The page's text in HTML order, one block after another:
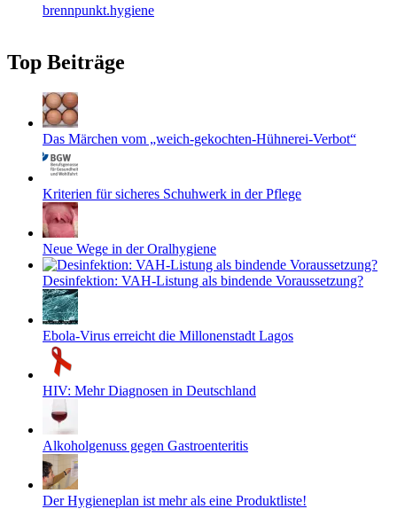
brennpunkt.hygiene
Top Beiträge
Das Märchen vom „weich-gekochten-Hühnerei-Verbot“
Kriterien für sicheres Schuhwerk in der Pflege
Neue Wege in der Oralhygiene
Desinfektion: VAH-Listung als bindende Voraussetzung?
Ebola-Virus erreicht die Millonenstadt Lagos
HIV: Mehr Diagnosen in Deutschland
Alkoholgenuss gegen Gastroenteritis
Der Hygieneplan ist mehr als eine Produktliste!